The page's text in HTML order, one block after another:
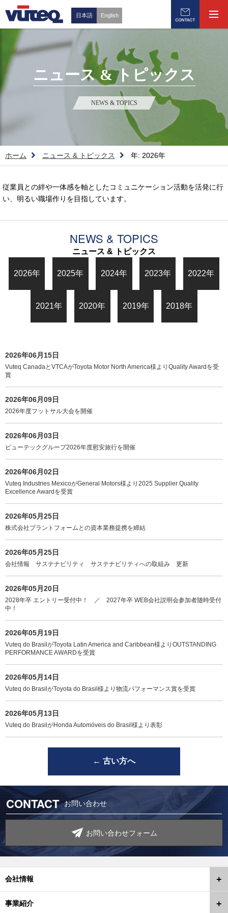
日本語 English
ニュース & トピックス
NEWS & TOPICS
ホーム ニュース & トピックス 年: 2026年
従業員との絆や一体感を軸としたコミュニケーション活動を活発に行
い、明るい職場作りを目指しています。
NEWS & TOPICS
ニュース & トピックス
2026年 2025年 2024年 2023年 2022年
2021年 2020年 2019年 2018年
2026年06月15日
Vuteq CanadaとVTCAがToyota Motor North America様よりQuality Awardを受
賞
2026年06月09日
2026年度フットサル大会を開催
2026年06月03日
ビューテックグループ2026年度慰安旅行を開催
2026年06月02日
Vuteq Industries MexicoがGeneral Motors様より2025 Supplier Quality
Excellence Awardを受賞
2026年05月25日
株式会社プラントフォームとの資本業務提携を締結
2026年05月25日
会社情報 サステナビリティ サステナビリティへの取組み 更新
2026年05月20日
2028年卒 エントリー受付中！ ／ 2027年卒 WEB会社説明会参加者随時受付
中！
2026年05月19日
Vuteq do BrasilがToyota Latin America and Caribbean様よりOUTSTANDING
PERFORMANCE AWARDを受賞
2026年05月14日
Vuteq do BrasilがToyota do Brasil様より物流パフォーマンス賞を受賞
2026年05月13日
Vuteq do BrasilがHonda Automóveis do Brasil様より表彰
← 古い方へ
CONTACT お問い合わせ
お問い合わせフォーム
会社情報
事業紹介